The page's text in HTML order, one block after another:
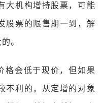
大机构增持股票，可能
股票的限售期一到，解
。
格会低于现价，但如果
不利的，从定增的对象